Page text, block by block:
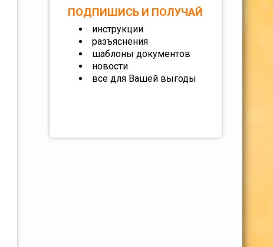
ПОДПИШИСЬ И ПОЛУЧАЙ
инструкции
разъяснения
шаблоны документов
новости
все для Вашей выгоды